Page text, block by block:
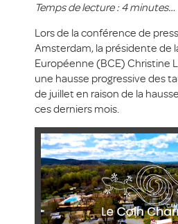
Temps de lecture : 4 minutes…
Lors de la conférence de
Amsterdam, la présidente de
Européenne (BCE) Christine
une hausse progressive des
de juillet en raison de la
ces derniers mois.